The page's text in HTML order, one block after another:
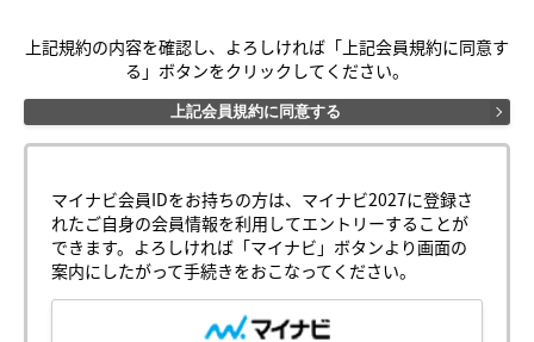
お預かりした個人情報は、法律上許されている場合を除き、
ご本人の同意なく第三者へ提供いたしません。
4.個人情報の委託について
「株式会社ブルボン マイページ」のサーバー管理を株式会社マ
イナビに委託いたします。
び分析し、個人を識別・特定できない形式による統計データと
して作成、利用します。
5.個人情報のご提供の任意性について
「株式会社ブルボン　マイページ」内の会員サービスの個人情
報の登録画面において「必須項目」として記述されている項目
を入力いただけない場合は、会員サービスを受けることはでき
上記規約の内容を確認し、よろしければ「上記会員規約に同意す
る」ボタンをクリックしてください。
上記会員規約に同意する
マイナビ会員IDをお持ちの方は、マイナビ2027に登録さ
れたご自身の会員情報を利用してエントリーすることが
できます。よろしければ「マイナビ」ボタンより画面の
案内にしたがって手続きをおこなってください。